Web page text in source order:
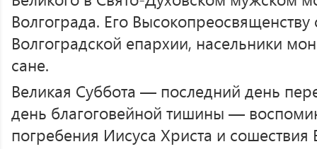
Волгограда. Его
Волгоградской епархии, насельники
сане.
Великая Суббота — последний день
день благоговейной тишины —
погребения Иисуса Христа и сошествия